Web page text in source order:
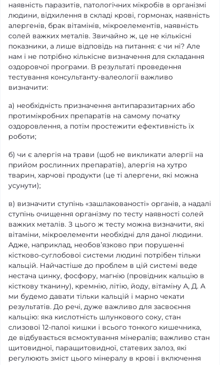
наявність паразитів, патологічних мікробів в організмі
людини, відхилення в складі крові, гормонах, наявність
алергенів, брак вітамінів, мікроелементів, наявність
солей важких металів. Звичайно ж, це не кількісні
показники, а лише відповідь на питання: є чи ні? Але
нам і не потрібно кількісне визначення для складання
оздоровчої програми. В результаті проведення
тестування консультанту-валеології важливо
визначити:
а) необхідність призначення антипаразитарних або
протимікробних препаратів на самому початку
оздоровлення, а потім простежити ефективність їх
роботи;
б) чи є алергія на трави (щоб не викликати алергії на
прийом рослинних препаратів), алергія на хутро
тварин, харчові продукти (це ті алергени, які можна
усунути);
в) визначити ступінь «зашлакованості» органів, а надалі
ступінь очищення організму по тесту наявності солей
важких металів. З цього ж тесту можна визначити, які
вітаміни, мікроелементи необхідні для даної людини.
Адже, наприклад, необов’язково при порушенні
кістково-суглобової системи людині потрібен тільки
кальцій. Найчастіше до проблем в цій системі веде
нестача цинку, фосфору, магнію (провідник кальцію в
кісткову тканину), кремнію, літію, йоду, вітаміну А, Д. А
ми будемо давати тільки кальцій і марно чекати
результатів. До речі, дуже важливо для засвоєння
кальцію: яка кислотність шлункового соку, стан
слизової 12-палої кишки і всього тонкого кишечника,
де відбувається всмоктування мінералів; важливо стан
щитовидної, паращитовидної, статевих залоз, які
регулюють зміст цього мінералу в крові і включення